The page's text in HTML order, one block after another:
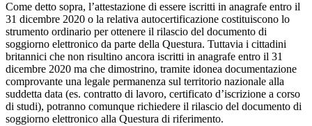
Come detto sopra, l’attestazione di essere iscritti in anagrafe entro il
31 dicembre 2020 o la relativa autocertificazione costituiscono lo
strumento ordinario per ottenere il rilascio del documento di
soggiorno elettronico da parte della Questura. Tuttavia i cittadini
britannici che non risultino ancora iscritti in anagrafe entro il 31
dicembre 2020 ma che dimostrino, tramite idonea documentazione
comprovante una legale permanenza sul territorio nazionale alla
suddetta data (es. contratto di lavoro, certificato d’iscrizione a corso
di studi), potranno comunque richiedere il rilascio del documento di
soggiorno elettronico alla Questura di riferimento.